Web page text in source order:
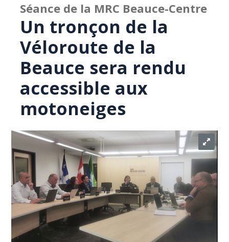
Séance de la MRC Beauce-Centre
Un tronçon de la
Véloroute de la
Beauce sera rendu
accessible aux
motoneiges